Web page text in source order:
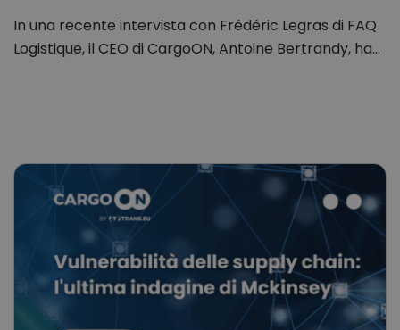
In una recente intervista con Frédéric Legras di FAQ
Logistique, il CEO di CargoON, Antoine Bertrandy, ha…